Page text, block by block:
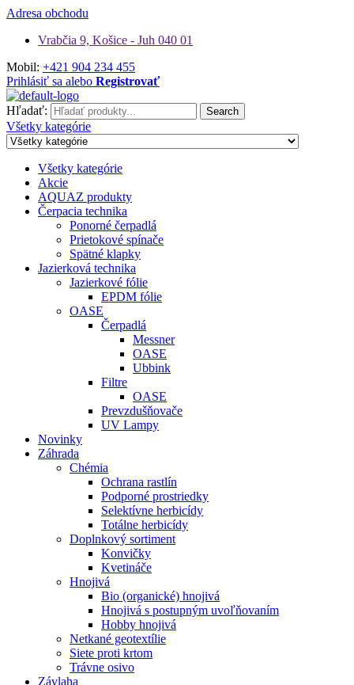
Adresa obchodu
Vrabčia 9, Košice - Juh 040 01
Mobil: +421 904 234 455
Prihlásiť sa alebo Registrovať
Hľadať: Search
Všetky kategórie
Všetky kategórie
Akcie
AQUAZ produkty
Čerpacia technika
Ponorné čerpadlá
Prietokové spínače
Spätné klapky
Jazierková technika
Jazierkové fólie
EPDM fólie
OASE
Čerpadlá
Messner
OASE
Ubbink
Filtre
OASE
Prevzdušňovače
UV Lampy
Novinky
Záhrada
Chémia
Ochrana rastlín
Podporné prostriedky
Selektívne herbicídy
Totálne herbicídy
Doplnkový sortiment
Konvičky
Kvetináče
Hnojivá
Bio (organické) hnojivá
Hnojivá s postupným uvoľňovaním
Hobby hnojivá
Netkané geotextílie
Siete proti krtom
Trávne osivo
Závlaha